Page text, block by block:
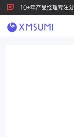
10+年产品经理专注
产品创新，按 Ctrl+D